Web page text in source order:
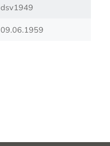
dsv1949
09.06.1959